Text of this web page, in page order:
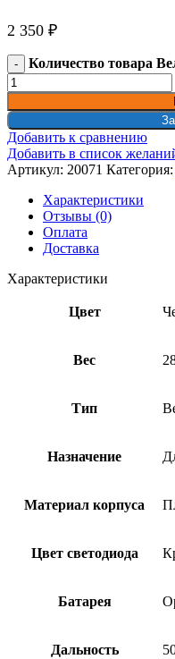
2 350 ₽
Количество товара
Добавить к сравнению
Добавить в список
Артикул: 20071 Категория:
Характеристики
Отзывы (0)
Оплата
Доставка
Характеристики
Цвет
Вес
Тип
Назначение
Материал корпуса
Цвет светодиода
Батарея
Дальность